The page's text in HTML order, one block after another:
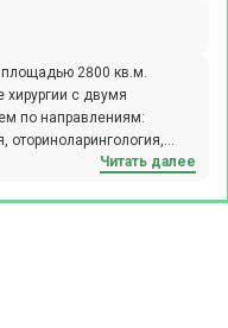
площадью 2800 кв.м.
с двумя
по направлениям:
оториноларингология,
педиатрия,
ЭЭГ, рентген,
Читать далее